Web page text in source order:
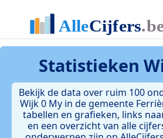
Statistieken
Bekijk de data over ruim 100
Wijk 0 My in de gemeente
tabellen en grafieken, links
en een overzicht van alle